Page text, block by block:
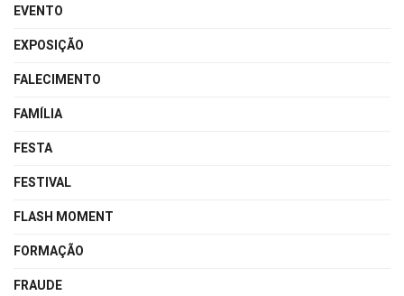
EVENTO
EXPOSIÇÃO
FALECIMENTO
FAMÍLIA
FESTA
FESTIVAL
FLASH MOMENT
FORMAÇÃO
FRAUDE